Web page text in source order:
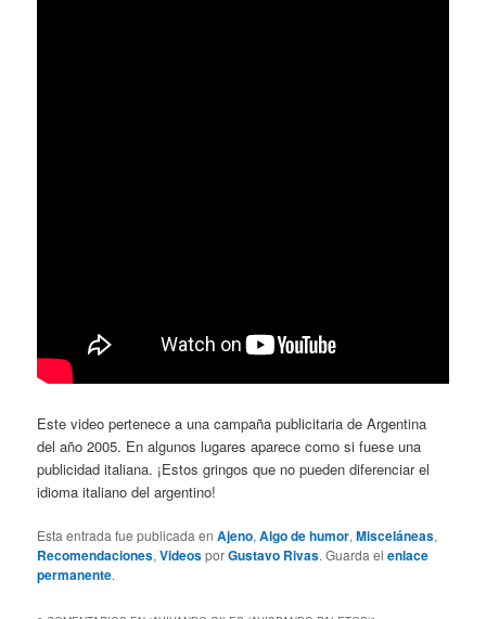
Este video pertenece a una campaña publicitaria de Argentina
del año 2005. En algunos lugares aparece como si fuese una
publicidad italiana. ¡Estos gringos que no pueden diferenciar el
idioma italiano del argentino!
Esta entrada fue publicada enAjeno,Algo de humor,Misceláneas,
Recomendaciones,VideosporGustavo Rivas. Guarda elenlace
permanente.